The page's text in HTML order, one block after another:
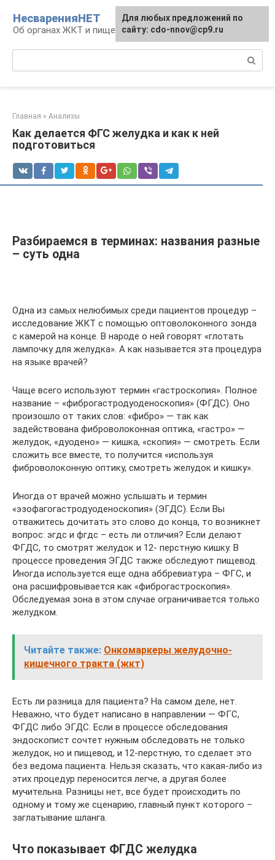
контенту
НесваренияНЕТ
Об органах ЖКТ и пищеварении
Главная » Анализы
Как делается ФГС желудка и как к ней
подготовиться
Разбираемся в терминах: названия разные
– суть одна
Одна из самых нелюбимых среди пациентов процедур –
исследование ЖКТ с помощью оптоволоконного зонда
с камерой на конце. В народе о ней говорят «глотать
лампочку для желудка». А как называется эта процедура
на языке врачей?
Чаще всего используют термин «гастроскопия». Полное
название – «фиброгастродуоденоскопия» (ФГДС). Оно
произошло от таких слов: «фибро» — так как
задействована фиброволоконная оптика, «гастро» —
желудок, «дуодено» — кишка, «скопия» — смотреть. Если
сложить все вместе, то получится «используя
фиброволоконную оптику, смотреть желудок и кишку».
Иногда от врачей можно услышать и термин
«эзофагогастродуоденоскопия» (ЭГДС). Если Вы
отважитесь дочитать это слово до конца, то возникнет
вопрос: эгдс и фгдс – есть ли отличия? Если делают
ФГДС, то смотрят желудок и 12- перстную кишку. В
процессе проведения ЭГДС также обследуют пищевод.
Иногда используется еще одна аббревиатура – ФГС, и
она расшифровывается как «фиброгастроскопия».
Обследуемая зона в этом случае ограничивается только
желудком.
Читайте также: Онкомаркеры желудочно-
кишечного тракта (жкт)
Есть ли разница для пациента? На самом деле, нет.
Неважно, что будет написано в направлении — ФГС,
ФГДС либо ЭГДС. Если в процессе обследования
эндоскопист сочтет нужным обследовать не только
желудок, но и пищевод, и 12-перстную, то сделает это
без ведома пациента. Нельзя сказать, что какая-либо из
этих процедур переносится легче, а другая более
мучительна. Разницы нет, все будет происходить по
одному и тому же сценарию, главный пункт которого –
заглатывание шланга.
Что показывает ФГДС желудка
Для любых предложений по
сайту: cdo-nnov@cp9.ru